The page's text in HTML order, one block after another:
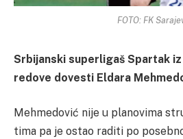
FOTO: FK
Srbijanski superligaš Spartak
redove dovesti Eldara
Mehmedović nije u planovima
tima pa je ostao raditi po